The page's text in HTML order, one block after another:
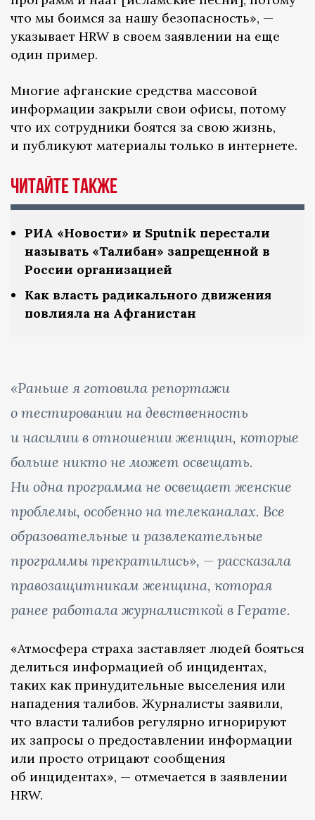
что мы боимся за нашу безопасность», —
указывает HRW в своем заявлении на еще
один пример.
Многие афганские средства массовой
информации закрыли свои офисы, потому
что их сотрудники боятся за свою жизнь,
и публикуют материалы только в интернете.
Читайте также
РИА «Новости» и Sputnik перестали
называть «Талибан» запрещенной в
России организацией
Как власть радикального движения
повлияла на Афганистан
«Раньше я готовила репортажи
о тестировании на девственность
и насилии в отношении женщин, которые
больше никто не может освещать.
Ни одна программа не освещает женские
проблемы, особенно на телеканалах. Все
образовательные и развлекательные
программы прекратились», — рассказала
правозащитникам женщина, которая
ранее работала журналисткой в Герате.
«Атмосфера страха заставляет людей бояться
делиться информацией об инцидентах,
таких как принудительные выселения или
нападения талибов. Журналисты заявили,
что власти талибов регулярно игнорируют
их запросы о предоставлении информации
или просто отрицают сообщения
об инцидентах», — отмечается в заявлении
HRW.